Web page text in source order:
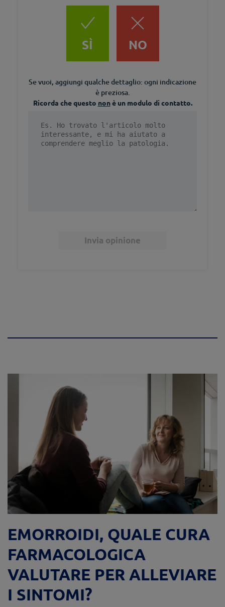
SÌ NO
Se vuoi, aggiungi qualche dettaglio: ogni indicazione
è preziosa.
Ricorda che questo nonè un modulo di contatto.
EMORROIDI, QUALE CURA
FARMACOLOGICA
VALUTARE PER ALLEVIARE
I SINTOMI?